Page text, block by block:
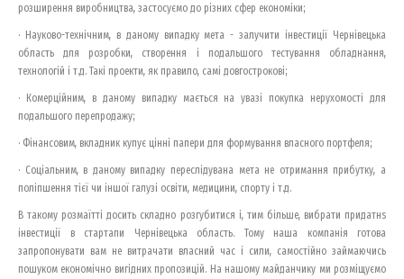
розширення виробництва, застосуємо до різних сфер економіки;
· Науково-технічним, в даному випадку мета - залучити інвестиції Чернівецька
область для розробки, створення і подальшого тестування обладнання,
технологій і т.д. Такі проекти, як правило, самі довгострокові;
· Комерційним, в даному випадку мається на увазі покупка нерухомості для
подальшого перепродажу;
· Фінансовим, вкладник купує цінні папери для формування власного портфеля;
· Соціальним, в даному випадку переслідувана мета не отримання прибутку, а
поліпшення тієї чи іншої галузі освіти, медицини, спорту і т.д.
В такому розмаїтті досить складно розгубитися і, тим більше, вибрати придатнs
інвестиції в стартапи Чернівецька область. Тому наша компанія готова
запропонувати вам не витрачати власний час і сили, самостійно займаючись
пошуком економічно вигідних пропозицій. На нашому майданчику ми розміщуємо